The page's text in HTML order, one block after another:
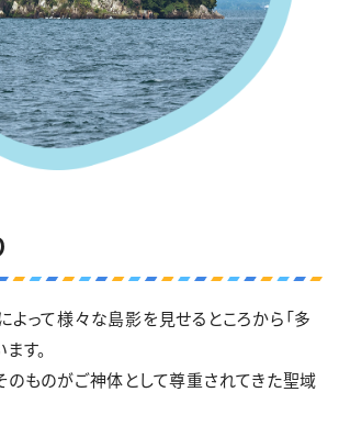
よって様々な島影を見せるところから「多
す。
のものがご神体として尊重されてきた聖域